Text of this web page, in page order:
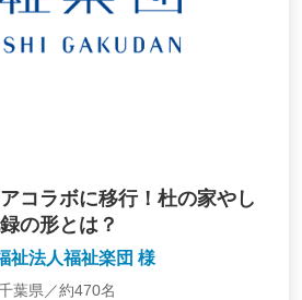
コラボに移行！杜の家やし
の形とは？
祉法人福祉楽団 様
葉県／約470名